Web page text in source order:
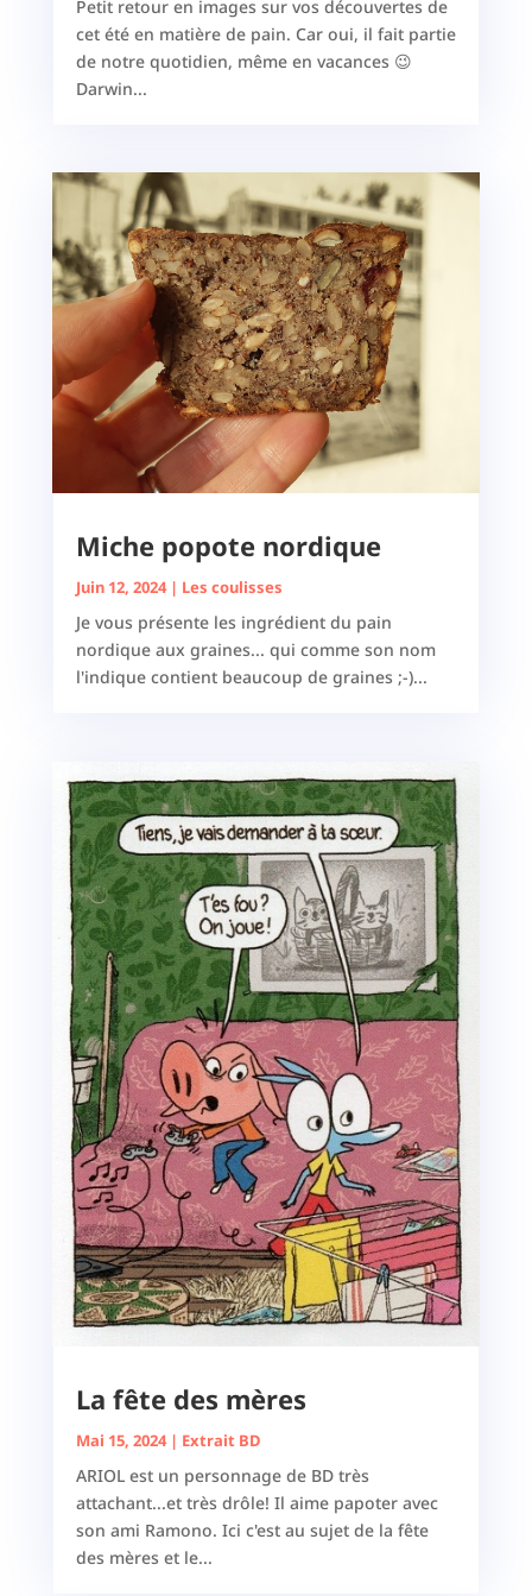
Petit retour en images sur vos découvertes de
cet été en matière de pain. Car oui, il fait partie
de notre quotidien, même en vacances 😉
Darwin...
Miche popote nordique
Juin 12, 2024| Les coulisses
Je vous présente les ingrédient du pain
nordique aux graines... qui comme son nom
l'indique contient beaucoup de graines ;-)...
La fête des mères
Mai 15, 2024| Extrait BD
ARIOL est un personnage de BD très
attachant...et très drôle! Il aime papoter avec
son ami Ramono. Ici c'est au sujet de la fête
des mères et le...